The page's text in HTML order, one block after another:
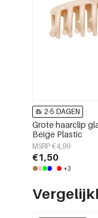
2-5 DAGEN
Grote haarclip
Beige Plastic
MSRP €4,99
€1,50
+3